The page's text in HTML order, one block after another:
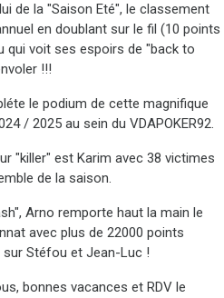
de la "Saison Eté", le classement
en doublant sur le fil (10 points
qui voit ses espoirs de "back to
!!!
le podium de cette magnifique
/ 2025 au sein du VDAPOKER92.
"killer" est Karim avec 38 victimes
de la saison.
Arno remporte haut la main le
avec plus de 22000 points
sur Stéfou et Jean-Luc !
bonnes vacances et RDV le